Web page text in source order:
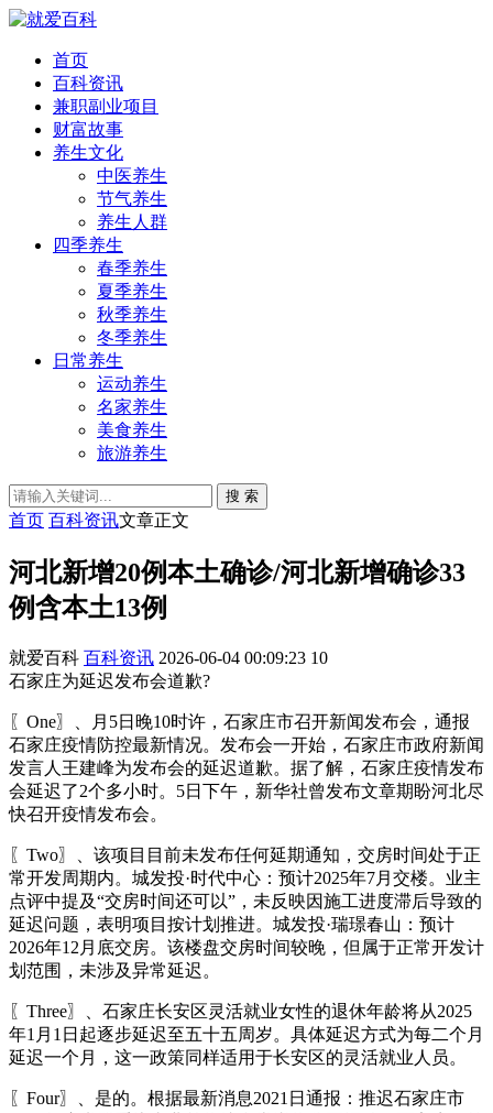
首页
百科资讯
兼职副业项目
财富故事
养生文化
中医养生
节气养生
养生人群
四季养生
春季养生
夏季养生
秋季养生
冬季养生
日常养生
运动养生
名家养生
美食养生
旅游养生
搜 索
首页 百科资讯文章正文
河北新增20例本土确诊/河北新增确诊33
例含本土13例
就爱百科 百科资讯 2026-06-04 00:09:23 10
石家庄为延迟发布会道歉?
〖One〗、月5日晚10时许，石家庄市召开新闻发布会，通报
石家庄疫情防控最新情况。发布会一开始，石家庄市政府新闻
发言人王建峰为发布会的延迟道歉。据了解，石家庄疫情发布
会延迟了2个多小时。5日下午，新华社曾发布文章期盼河北尽
快召开疫情发布会。
〖Two〗、该项目目前未发布任何延期通知，交房时间处于正
常开发周期内。城发投·时代中心：预计2025年7月交楼。业主
点评中提及“交房时间还可以”，未反映因施工进度滞后导致的
延迟问题，表明项目按计划推进。城发投·瑞璟春山：预计
2026年12月底交房。该楼盘交房时间较晚，但属于正常开发计
划范围，未涉及异常延迟。
〖Three〗、石家庄长安区灵活就业女性的退休年龄将从2025
年1月1日起逐步延迟至五十五周岁。具体延迟方式为每二个月
延迟一个月，这一政策同样适用于长安区的灵活就业人员。
〖Four〗、是的。根据最新消息2021日通报：推迟石家庄市